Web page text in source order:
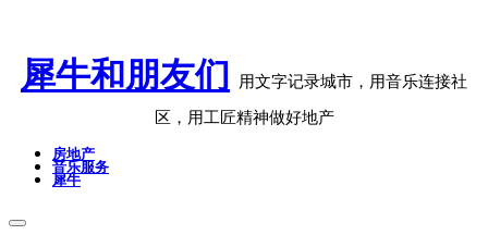
犀牛和朋友们 用文字记录城市，用音乐连接社
区，用工匠精神做好地产
房地产
音乐服务
犀牛